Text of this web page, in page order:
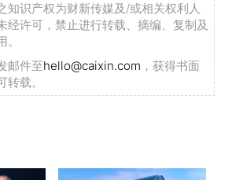
知识产权为财新传媒及/或相关权利人
经许可，禁止进行转载、摘编、复制及
邮件至hello@caixin.com ，获得书面
载。